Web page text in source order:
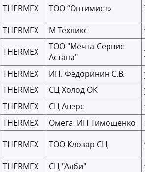
THERMEX ТОО “Оптимист»
THERMEX
М Техникс
THERMEX
ТОО "Мечта-Сервис
Астана"
THERMEX
ИП. Федоринин С.В.
THERMEX
СЦ Холод ОК
THERMEX
СЦ Аверс
THERMEX
Омега ИП Тимощенко
THERMEX
ТОО Клозар СЦ
THERMEX
СЦ "Алби"